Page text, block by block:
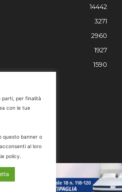
14442
3271
2960
1927
1590
parti, per finalità
con le tue
questo banner o
al loro
policy.